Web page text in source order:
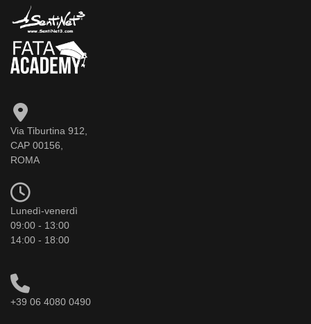
Via Tiburtina 912,
CAP 00156,
ROMA
Lunedì-venerdì
09:00 - 13:00
14:00 - 18:00
+39 06 4080 0490